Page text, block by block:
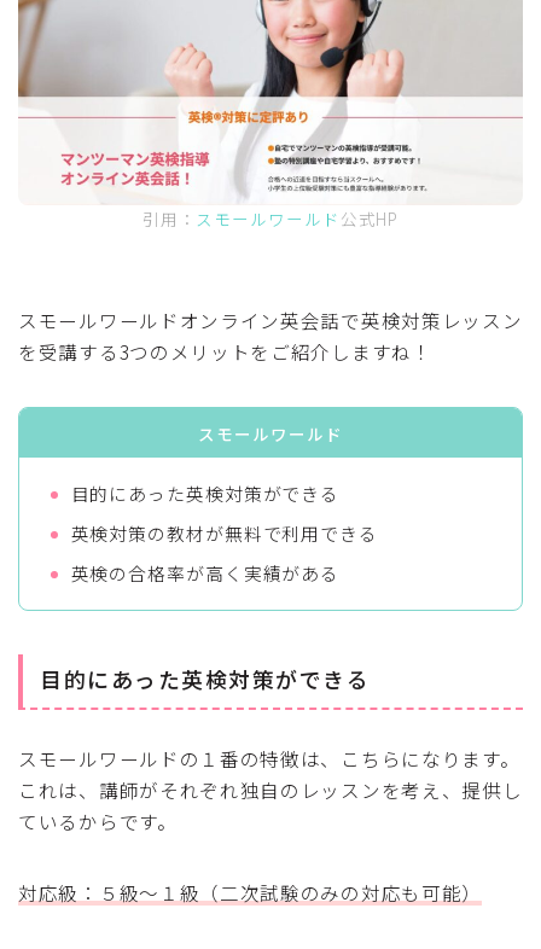
引用： スモールワールド 公式HP
スモールワールドオンライン英会話で英検対策レッスン
を受講する3つのメリットをご紹介しますね！
スモールワールド
目的にあった英検対策ができる
英検対策の教材が無料で利用できる
英検の合格率が高く実績がある
目的にあった英検対策ができる
スモールワールドの１番の特徴は、こちらになります。
これは、講師がそれぞれ独自のレッスンを考え、提供し
ているからです。
対応級：５級〜１級（二次試験のみの対応も可能）